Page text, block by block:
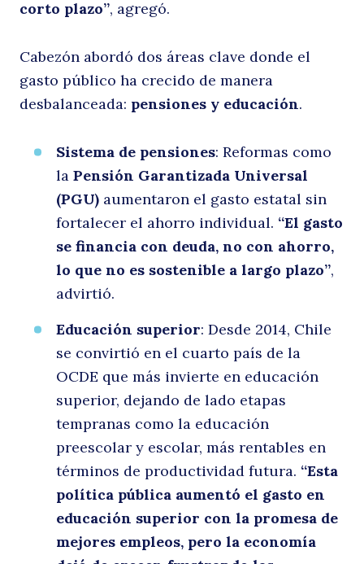
Buscar
corto plazo”, agregó.
Cabezón abordó dos áreas clave donde el
gasto público ha crecido de manera
desbalanceada: pensiones y educación.
Sistema de pensiones: Reformas como
la Pensión Garantizada Universal
(PGU) aumentaron el gasto estatal sin
fortalecer el ahorro individual. “El gasto
se financia con deuda, no con ahorro,
lo que no es sostenible a largo plazo”,
advirtió.
Educación superior: Desde 2014, Chile
se convirtió en el cuarto país de la
OCDE que más invierte en educación
superior, dejando de lado etapas
tempranas como la educación
preescolar y escolar, más rentables en
términos de productividad futura. “Esta
política pública aumentó el gasto en
educación superior con la promesa de
mejores empleos, pero la economía